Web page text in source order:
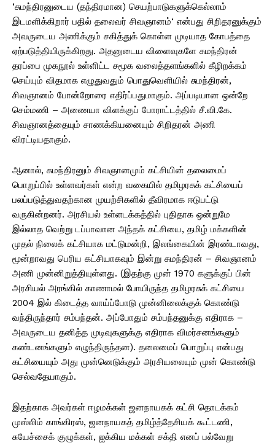
‘சுமந்திரனுடைய (தந்திரமான) செயற்பாடுகளுக்கெல்லாம்
இடமளிக்கிறார் பதில் தலைவர் சிவஞானம்‘ என்பது சிறிதரனுக்கும்
அவருடைய அணிக்கும் சகித்துக் கொள்ள முடியாத கோபத்தை
ஏற்படுத்தியிருக்கிறது. அதனுடைய விளைவுகளே சுமந்திரன்
தரப்பை முகநூல் உள்ளிட்ட சமூக வலைத்தளங்களில் கீழிறக்கம்
செய்யும் விதமாக எழுதுவதும் பொதுவெளியில் சுமந்திரன்,
சிவஞானம் போன்றோரை எதிர்ப்பதுமாகும். அப்படியான ஒன்றே
செம்மணி – அணையா விளக்குப் போராட்டத்தில் சீ.வி.கே.
சிவஞானத்தையும் சாணக்கியனையும் சிறிதரன் அணி
விரட்டியதாகும்.
ஆனால், சுமந்திரனும் சிவஞானமும் கட்சியின் தலைமைப்
பொறுப்பில் உள்ளவர்கள் என்ற வகையில் தமிழரசுக் கட்சியைப்
பலப்படுத்துவதற்கான முயற்சிகளில் தீவிரமாக ஈடுபட்டு
வருகின்றனர். அரசியல் உள்ளடக்கத்தில் புதிதாக ஒன்றுமே
இல்லாத வெற்று டப்பாவான அந்தக் கட்சியை, தமிழ் மக்களின்
முதல் நிலைக் கட்சியாக மட்டுமன்றி, இலங்கையின் இரண்டாவது,
மூன்றாவது பெரிய கட்சியாகவும் இன்று சுமந்திரன் – சிவஞானம்
அணி முன்னிறுத்தியுள்ளது. (இதற்கு முன் 1970 களுக்குப் பின்
அரசியல் அரங்கில் காணாமல் போயிருந்த தமிழரசுக் கட்சியை
2004 இல் கிடைத்த வாய்ப்போடு முன்னிலைக்குக் கொண்டு
வந்திருந்தார் சம்பந்தன். அப்போதும் சம்பந்தனுக்கு எதிராக –
அவருடைய தனித்த முடிவுகளுக்கு எதிராக விமர்சனங்களும்
கண்டனங்களும் எழுந்திருந்தன). தலைமைப் பொறுப்பு என்பது
கட்சியையும் அது முன்னெடுக்கும் அரசியலையும் முன் கொண்டு
செல்வதேயாகும்.
இதற்காக அவர்கள் ஈழமக்கள் ஜனநாயகக் கட்சி தொடக்கம்
முஸ்லிம் காங்கிரஸ், ஜனநாயகத் தமிழ்த்தேசியக் கூட்டணி,
சுயேச்சைக் குழுக்கள், ஐக்கிய மக்கள் சக்தி எனப் பல்வேறு